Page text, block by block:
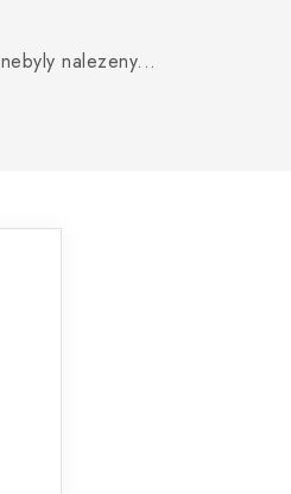
nebyly nalezeny...